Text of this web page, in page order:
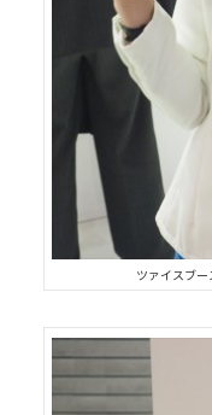
ツァイスブー